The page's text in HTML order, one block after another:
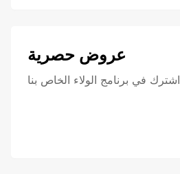
عروض حصرية
اشترك في برنامج الولاء الخاص بنا